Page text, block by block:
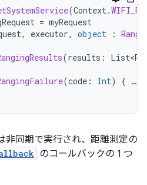
(Context.
= myRequest
, executor, object :
(results :
(code : Int) { …
非同期で実行され、距離測定の
のコールバックの 1 つ